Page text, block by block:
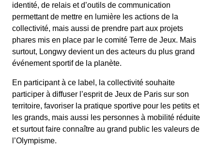
identité, de relais et d’outils de communication
permettant de mettre en lumière les actions de la
collectivité, mais aussi de prendre part aux projets
phares mis en place par le comité Terre de Jeux. Mais
surtout, Longwy devient un des acteurs du plus grand
événement sportif de la planète.
En participant à ce label, la collectivité souhaite
participer à diffuser l’esprit de Jeux de Paris sur son
territoire, favoriser la pratique sportive pour les petits et
les grands, mais aussi les personnes à mobilité réduite
et surtout faire connaître au grand public les valeurs de
l’Olympisme.